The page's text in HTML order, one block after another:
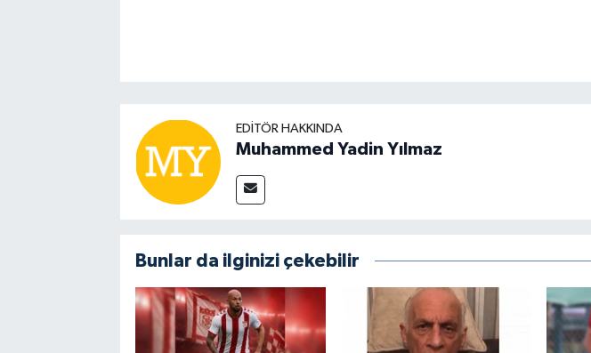
EDITÖR HAKKINDA
Muhammed Yadin Yılmaz
Bunlar da ilginizi çekebilir